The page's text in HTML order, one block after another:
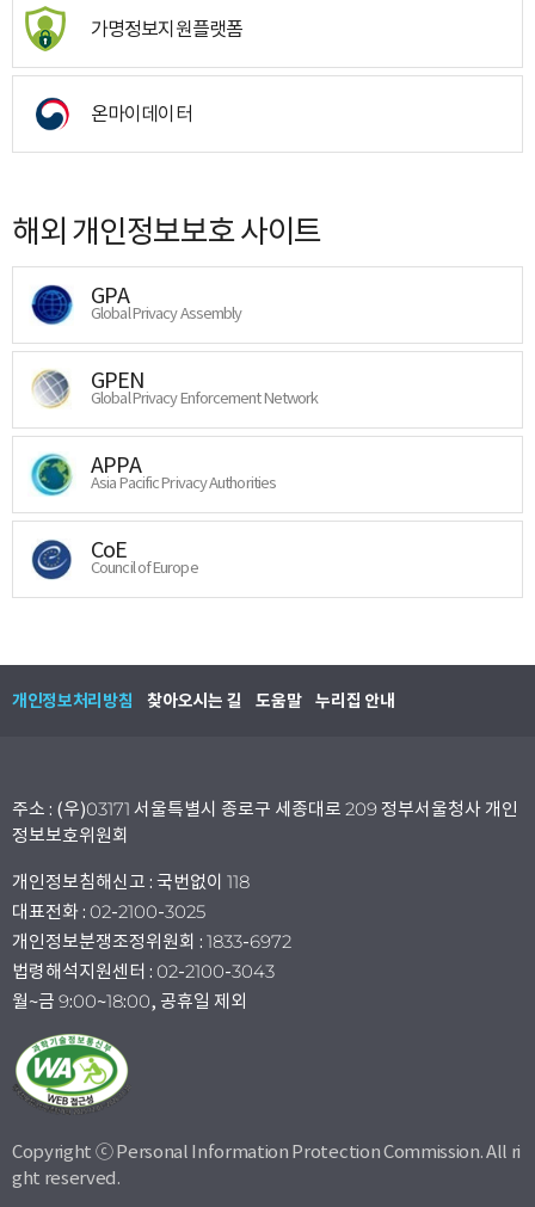
가명정보지원플랫폼
온마이데이터
해외 개인정보보호 사이트
GPA
Global Privacy Assembly
GPEN
Global Privacy Enforcement Network
APPA
Asia Pacific Privacy Authorities
CoE
Council of Europe
개인정보처리방침 찾아오시는 길 도움말 누리집 안내
주소 : (우)03171 서울특별시 종로구 세종대로 209 정부서울청사 개인
정보보호위원회
개인정보침해신고 : 국번없이 118
대표전화 : 02-2100-3025
개인정보분쟁조정위원회 : 1833-6972
법령해석지원센터 : 02-2100-3043
월~금 9:00~18:00, 공휴일 제외
Copyright ⓒ Personal Information Protection Commission. All ri
ght reserved.